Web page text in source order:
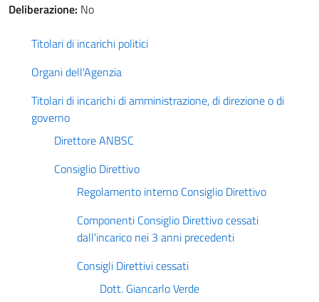
Deliberazione: No
Titolari di incarichi politici
Organi dell'Agenzia
Titolari di incarichi di amministrazione, di direzione o di
governo
Direttore ANBSC
Consiglio Direttivo
Regolamento interno Consiglio Direttivo
Componenti Consiglio Direttivo cessati
dall'incarico nei 3 anni precedenti
Consigli Direttivi cessati
Dott. Giancarlo Verde